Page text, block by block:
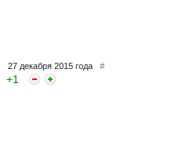
27 декабря 2015 года #
+1